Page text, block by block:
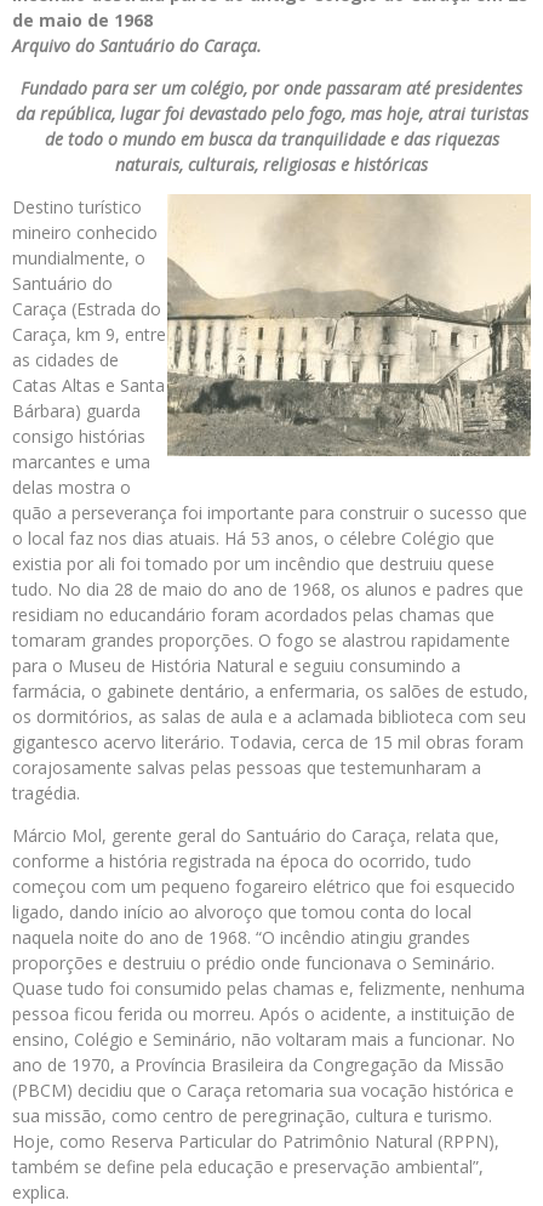
de maio de 1968
Arquivo do Santuário do Caraça.
Fundado para ser um colégio, por onde passaram até presidentes
da república, lugar foi devastado pelo fogo, mas hoje, atrai turistas
de todo o mundo em busca da tranquilidade e das riquezas
naturais, culturais, religiosas e históricas
Destino turístico
mineiro conhecido
mundialmente, o
Santuário do
Caraça (Estrada do
Caraça, km 9, entre
as cidades de
Catas Altas e Santa
Bárbara) guarda
consigo histórias
marcantes e uma
delas mostra o
quão a perseverança foi importante para construir o sucesso que
o local faz nos dias atuais. Há 53 anos, o célebre Colégio que
existia por ali foi tomado por um incêndio que destruiu quese
tudo. No dia 28 de maio do ano de 1968, os alunos e padres que
residiam no educandário foram acordados pelas chamas que
tomaram grandes proporções. O fogo se alastrou rapidamente
para o Museu de História Natural e seguiu consumindo a
farmácia, o gabinete dentário, a enfermaria, os salões de estudo,
os dormitórios, as salas de aula e a aclamada biblioteca com seu
gigantesco acervo literário. Todavia, cerca de 15 mil obras foram
corajosamente salvas pelas pessoas que testemunharam a
tragédia.
Márcio Mol, gerente geral do Santuário do Caraça, relata que,
conforme a história registrada na época do ocorrido, tudo
começou com um pequeno fogareiro elétrico que foi esquecido
ligado, dando início ao alvoroço que tomou conta do local
naquela noite do ano de 1968. “O incêndio atingiu grandes
proporções e destruiu o prédio onde funcionava o Seminário.
Quase tudo foi consumido pelas chamas e, felizmente, nenhuma
pessoa ficou ferida ou morreu. Após o acidente, a instituição de
ensino, Colégio e Seminário, não voltaram mais a funcionar. No
ano de 1970, a Província Brasileira da Congregação da Missão
(PBCM) decidiu que o Caraça retomaria sua vocação histórica e
sua missão, como centro de peregrinação, cultura e turismo.
Hoje, como Reserva Particular do Patrimônio Natural (RPPN),
também se define pela educação e preservação ambiental”,
explica.